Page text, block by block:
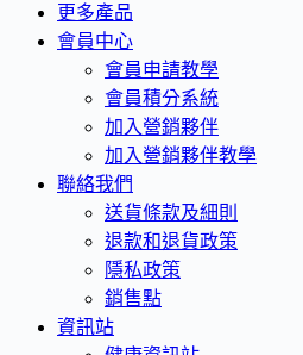
更多產品
會員中心
會員申請教學
會員積分系統
加入營銷夥伴
加入營銷夥伴教學
聯絡我們
送貨條款及細則
退款和退貨政策
隱私政策
銷售點
資訊站